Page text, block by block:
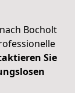
Bocholt
Sie